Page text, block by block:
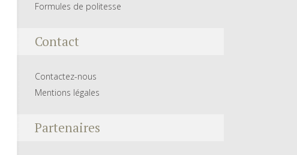
Formules de politesse
Contact
Contactez-nous
Mentions légales
Partenaires